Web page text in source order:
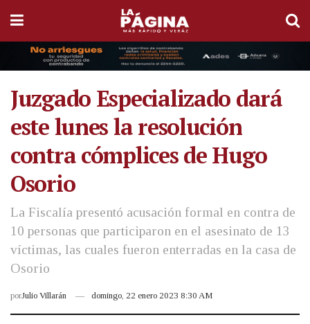
Juzgado Especializado dará
este lunes la resolución
contra cómplices de Hugo
Osorio
La Fiscalía presentó acusación formal en contra de
10 personas que participaron en el asesinato de 13
víctimas, las cuales fueron enterradas en la casa de
Osorio
porJulio Villarán domingo, 22 enero 2023 8:30 AM